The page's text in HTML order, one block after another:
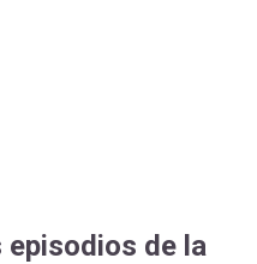
episodios de la